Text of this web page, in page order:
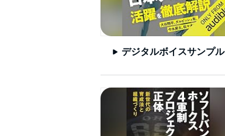
デジタルボイスサンプル